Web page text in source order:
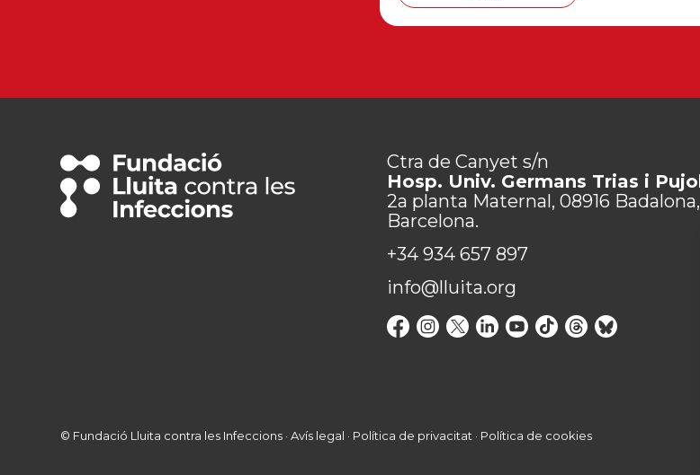
Ctra de Canyet s/n
Hosp. Univ. Germans Trias i Pujol
2a planta Maternal, 08916 Badalona,
Barcelona.
+34 934 657 897
info@lluita.org
© Fundació Lluita contra les Infeccions ·Avís legal · Política de privacitat · Política de cookies